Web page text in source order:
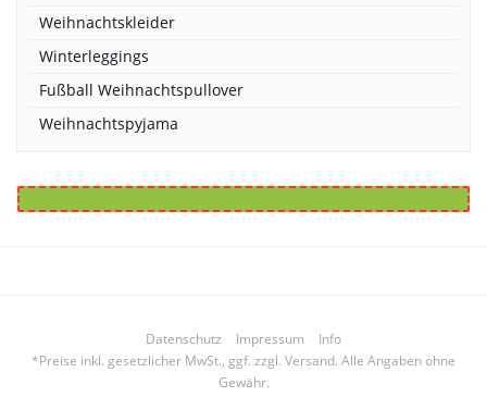
Weihnachtskleider
Winterleggings
Fußball Weihnachtspullover
Weihnachtspyjama
Datenschutz Impressum
Info
*Preise inkl. gesetzlicher MwSt., ggf. zzgl. Versand. Alle Angaben ohne
Gewähr.